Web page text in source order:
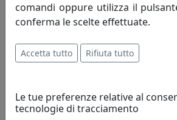
Realizziamo oggettistica e articoli
tradizione artigiana del Made in
sguardo è sempre rivolto alle
Forti di questa lunga esperienza,
comandi oppure utilizza il
conferma le scelte effettuate.
Accetta tutto Rifiuta tutto
Le tue preferenze relative al
tecnologie di tracciamento